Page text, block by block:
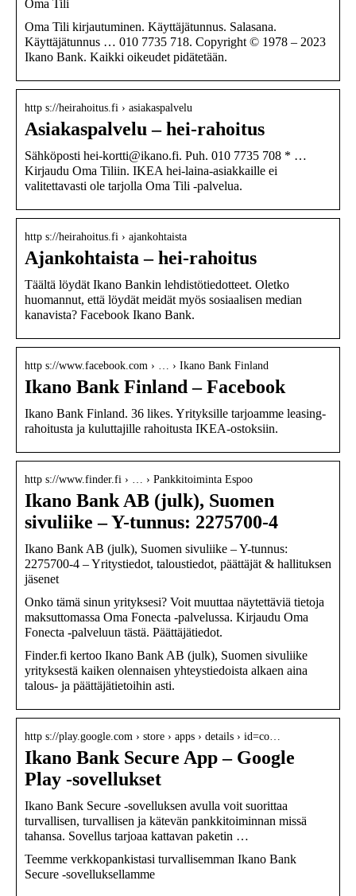
Oma Tili
Oma Tili kirjautuminen. Käyttäjätunnus. Salasana.
Käyttäjätunnus … 010 7735 718. Copyright © 1978 – 2023
Ikano Bank. Kaikki oikeudet pidätetään.
http s://heirahoitus.fi › asiakaspalvelu
Asiakaspalvelu – hei-rahoitus
Sähköposti hei-kortti@ikano.fi. Puh. 010 7735 708 * …
Kirjaudu Oma Tiliin. IKEA hei-laina-asiakkaille ei
valitettavasti ole tarjolla Oma Tili -palvelua.
http s://heirahoitus.fi › ajankohtaista
Ajankohtaista – hei-rahoitus
Täältä löydät Ikano Bankin lehdistötiedotteet. Oletko
huomannut, että löydät meidät myös sosiaalisen median
kanavista? Facebook Ikano Bank.
http s://www.facebook.com › … › Ikano Bank Finland
Ikano Bank Finland – Facebook
Ikano Bank Finland. 36 likes. Yrityksille tarjoamme leasing-
rahoitusta ja kuluttajille rahoitusta IKEA-ostoksiin.
http s://www.finder.fi › … › Pankkitoiminta Espoo
Ikano Bank AB (julk), Suomen
sivuliike – Y-tunnus: 2275700-4
Ikano Bank AB (julk), Suomen sivuliike – Y-tunnus:
2275700-4 – Yritystiedot, taloustiedot, päättäjät & hallituksen
jäsenet
Onko tämä sinun yrityksesi? Voit muuttaa näytettäviä tietoja
maksuttomassa Oma Fonecta -palvelussa. Kirjaudu Oma
Fonecta -palveluun tästä. Päättäjätiedot.
Finder.fi kertoo Ikano Bank AB (julk), Suomen sivuliike
yrityksestä kaiken olennaisen yhteystiedoista alkaen aina
talous- ja päättäjätietoihin asti.
http s://play.google.com › store › apps › details › id=co…
Ikano Bank Secure App – Google
Play ‑sovellukset
Ikano Bank Secure -sovelluksen avulla voit suorittaa
turvallisen, turvallisen ja kätevän pankkitoiminnan missä
tahansa. Sovellus tarjoaa kattavan paketin …
Teemme verkkopankistasi turvallisemman Ikano Bank
Secure -sovelluksellamme